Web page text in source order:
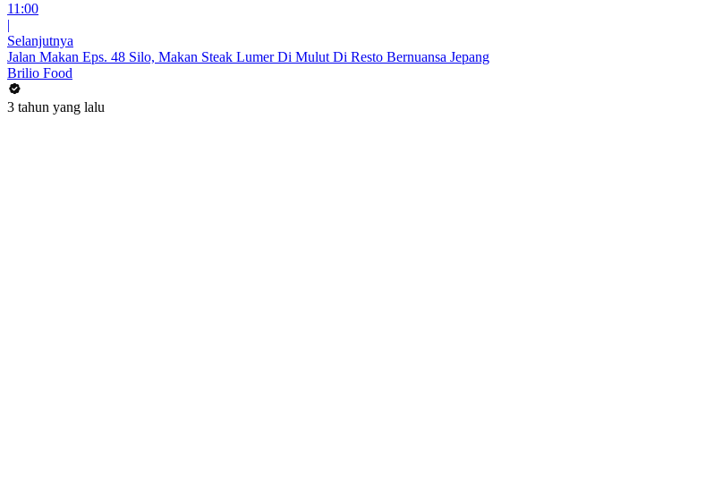
11:00
|
Selanjutnya
Jalan Makan Eps. 48 Silo, Makan Steak Lumer Di Mulut Di Resto Bernuansa Jepang
Brilio Food
3 tahun yang lalu